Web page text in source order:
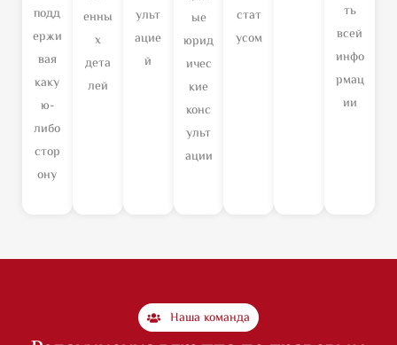
подд
ержи
вая
каку
ю-
либо
стор
ону
енны
х
дета
лей
ульт
ацие
й
ые
юрид
ичес
кие
конс
ульт
ации
стат
усом
ть
всей
инфо
рмац
ии
Наша команда